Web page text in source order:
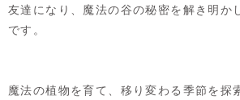
友達になり、魔法の谷の秘密を解き明か
です。
魔法の植物を育て、移り変わる季節を探